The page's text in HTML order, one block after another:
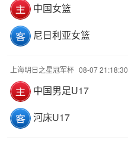
中国女篮
尼日利亚女篮
上海明日之星冠军杯 08-07 21:18:30
中国男足U17
河床U17